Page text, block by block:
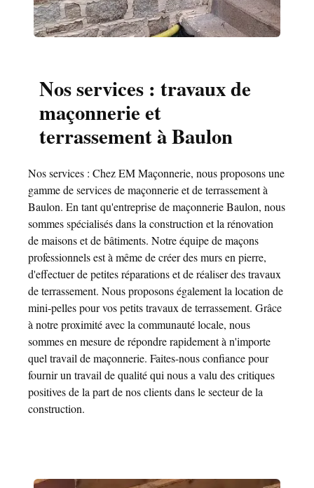
Nos services : travaux de
maçonnerie et
terrassement à Baulon
Nos services : Chez EM Maçonnerie, nous proposons une
gamme de services de maçonnerie et de terrassement à
Baulon. En tant qu'entreprise de maçonnerie Baulon, nous
sommes spécialisés dans la construction et la rénovation
de maisons et de bâtiments. Notre équipe de maçons
professionnels est à même de créer des murs en pierre,
d'effectuer de petites réparations et de réaliser des travaux
de terrassement. Nous proposons également la location de
mini-pelles pour vos petits travaux de terrassement. Grâce
à notre proximité avec la communauté locale, nous
sommes en mesure de répondre rapidement à n'importe
quel travail de maçonnerie. Faites-nous confiance pour
fournir un travail de qualité qui nous a valu des critiques
positives de la part de nos clients dans le secteur de la
construction.